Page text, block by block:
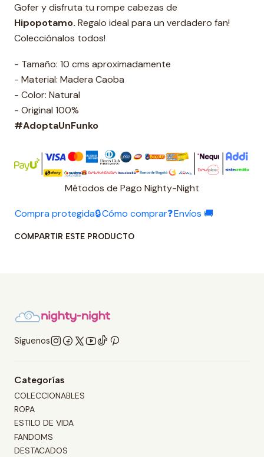
Gofer y disfruta tu rompe cabezas de
Hipopotamo. Regalo ideal para un verdadero fan!
Colecciónalos todos!
- Tamaño: 10 cms aproximadamente
- Material: Madera Caoba
- Color: Natural
- Original 100%
#AdoptaUnFunko
Métodos de Pago Nighty-Night
Compra protegida🔒Cómo comprar❓Envíos 🚚
COMPARTIR ESTE PRODUCTO
Síguenos
Categorías
COLECCIONABLES
ROPA
ESTILO DE VIDA
FANDOMS
DESTACADOS